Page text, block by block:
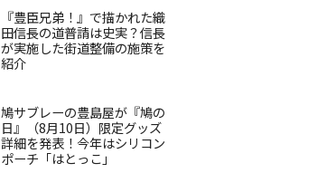
『豊臣兄弟！』で描かれた織
田信長の道普請は史実？信長
が実施した街道整備の施策を
紹介
鳩サブレーの豊島屋が『鳩の
日』（8月10日）限定グッズ
詳細を発表！今年はシリコン
ポーチ「はとっこ」